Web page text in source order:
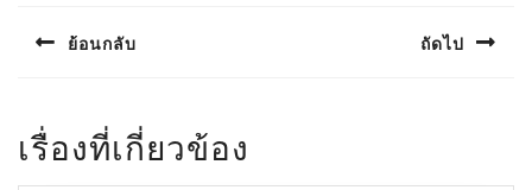
เรื่องย้อนกลับ ถัดไป
เรื่องที่เกี่ยวข้อง